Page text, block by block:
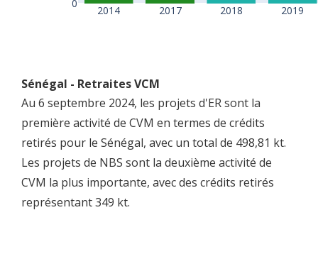
2014 2017 2018 2019
0
Sénégal - Retraites VCM
Au 6 septembre 2024, les projets d'ER sont la
première activité de CVM en termes de crédits
retirés pour le Sénégal, avec un total de 498,81 kt.
Les projets de NBS sont la deuxième activité de
CVM la plus importante, avec des crédits retirés
représentant 349 kt.